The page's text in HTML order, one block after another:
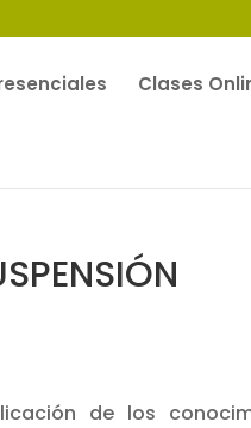
Clases
de los